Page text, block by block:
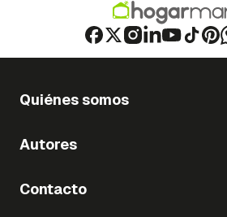
Quiénes somos
Autores
Contacto